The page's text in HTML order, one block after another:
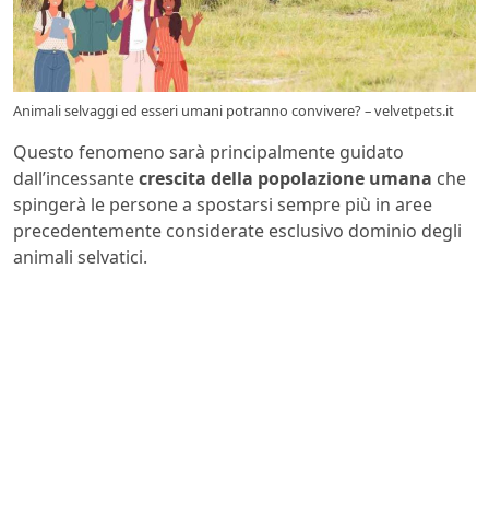
Animali selvaggi ed esseri umani potranno convivere? – velvetpets.it
Questo fenomeno sarà principalmente guidato
dall’incessantecrescita della popolazione umana che
spingerà le persone a spostarsi sempre più in aree
precedentemente considerate esclusivo dominio degli
animali selvatici.